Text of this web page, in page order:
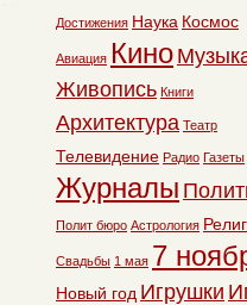
Достижения Наука Космос
Авиация Кино
Живопись Книги
Архитектура Театр
Телевидение Радио Газеты
Журналы
Полит бюро Астрология
Свадьбы 1 мая 7
Новый год Игрушки